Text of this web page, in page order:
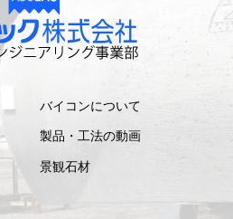
バイコンについて
製品・工法の動画
景観石材